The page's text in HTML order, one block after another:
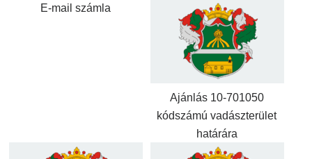
E-mail számla
Ajánlás 10-701050
kódszámú vadászterület
határára